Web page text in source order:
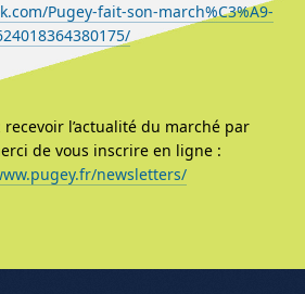
Pugey-fait-son-march%C3%A9-
l’actualité du marché par
de vous inscrire en ligne :
newsletters/
l'article